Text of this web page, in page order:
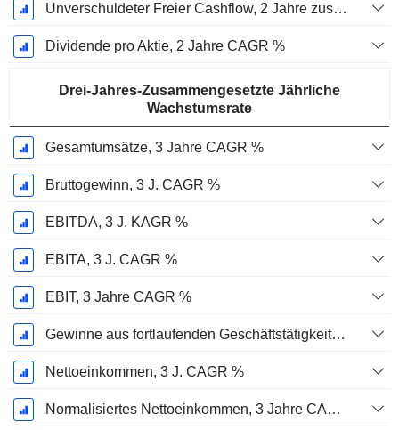
Unverschuldeter Freier Cashflow, 2 Jahre zusammengesetzte jährliche Wachstumsrate %
Dividende pro Aktie, 2 Jahre CAGR %
Drei-Jahres-Zusammengesetzte Jährliche
Wachstumsrate
Gesamtumsätze, 3 Jahre CAGR %
Bruttogewinn, 3 J. CAGR %
EBITDA, 3 J. KAGR %
EBITA, 3 J. CAGR %
EBIT, 3 Jahre CAGR %
Gewinne aus fortlaufenden Geschäftstätigkeiten, 3 Jahre KAGR %
Nettoeinkommen, 3 J. CAGR %
Normalisiertes Nettoeinkommen, 3 Jahre CAGR %